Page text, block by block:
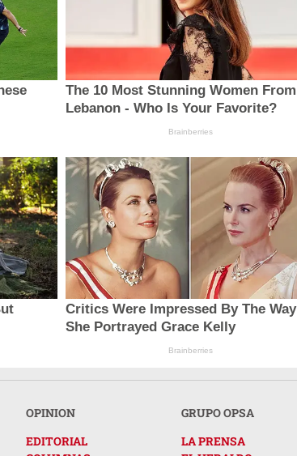
The 10 Most Stunning Women From
Lebanon - Who Is Your Favorite?
Brainberries
Critics Were Impressed By The Way
She Portrayed Grace Kelly
Brainberries
OPINION
EDITORIAL
GRUPO OPSA
LA PRENSA